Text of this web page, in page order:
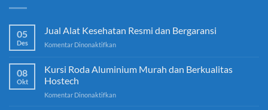
05
Des
Jual Alat Kesehatan Resmi dan Bergaransi
Komentar Dinonaktifkanpada
Kesehatan
dan
08
Okt
Kursi Roda Aluminium Murah dan Berkualitas
Hostech
Komentar Dinonaktifkanpada